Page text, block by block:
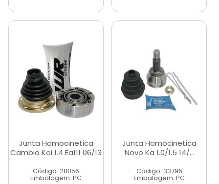
Junta Homocinetica
Cambio Koi 1.4 Ea111 06/13
Código: 28056
Embalagem: PC
Junta Homocinetica
Novo Ka 1.0/1.5 14/...
Código: 33796
Embalagem: PC